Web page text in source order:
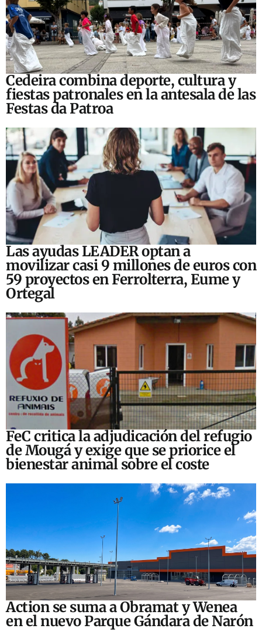
Cedeira combina deporte, cultura y
fiestas patronales en la antesala de las
Festas da Patroa
Las ayudas LEADER optan a
movilizar casi 9 millones de euros con
59 proyectos en Ferrolterra, Eume y
Ortegal
FeC critica la adjudicación del refugio
de Mougá y exige que se priorice el
bienestar animal sobre el coste
Action se suma a Obramat y Wenea
en el nuevo Parque Gándara de Narón